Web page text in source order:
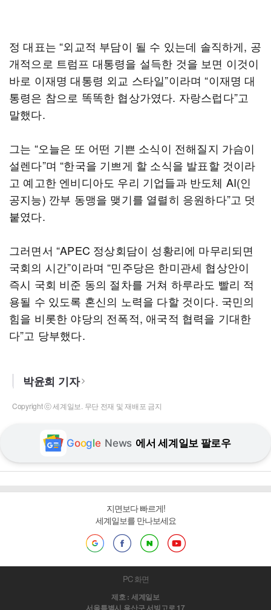
정 대표는 “외교적 부담이 될 수 있는데 솔직하게, 공
개적으로 트럼프 대통령을 설득한 것을 보면 이것이
바로 이재명 대통령 외교 스타일”이라며 “이재명 대
통령은 참으로 똑똑한 협상가였다. 자랑스럽다”고
말했다.
그는 “오늘은 또 어떤 기쁜 소식이 전해질지 가슴이
설렌다”며 “한국을 기쁘게 할 소식을 발표할 것이라
고 예고한 엔비디아도 우리 기업들과 반도체 AI(인
공지능) 깐부 동맹을 맺기를 열렬히 응원하다”고 덧
붙였다.
그러면서 “APEC 정상회담이 성황리에 마무리되면
국회의 시간”이라며 “민주당은 한미관세 협상안이
즉시 국회 비준 동의 절차를 거쳐 하루라도 빨리 적
용될 수 있도록 혼신의 노력을 다할 것이다. 국민의
힘을 비롯한 야당의 전폭적, 애국적 협력을 기대한
다”고 당부했다.
박윤희 기자
Copyright ⓒ 세계일보. 무단 전재 및 재배포 금지
Google News 에서 세계일보 팔로우
지면보다 빠르게!
세계일보를 만나보세요
PC 화면
제호 : 세계일보
서울특별시 용산구 서빙고로 17